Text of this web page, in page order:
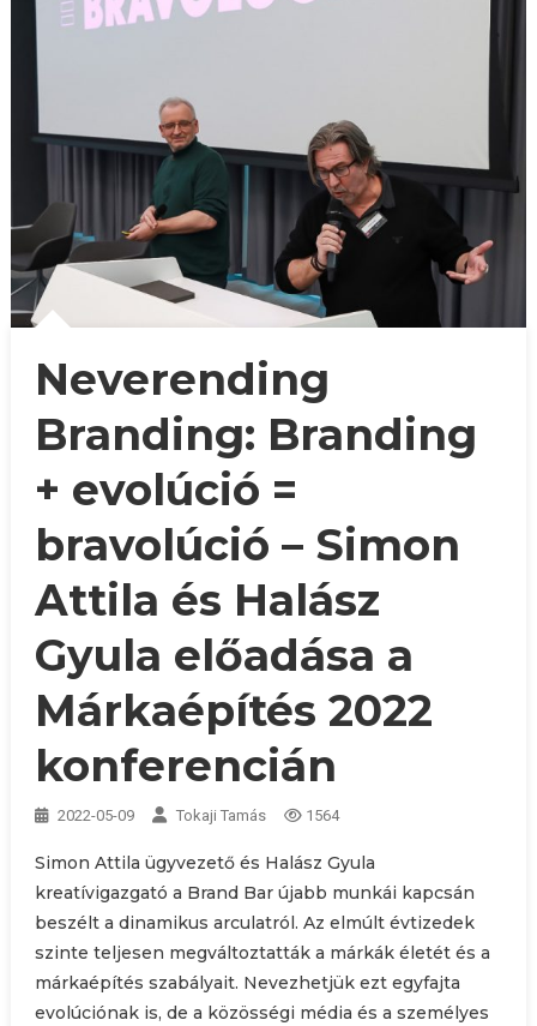
Neverending
Branding: Branding
+ evolúció =
bravolúció – Simon
Attila és Halász
Gyula előadása a
Márkaépítés 2022
konferencián
2022-05-09 Tokaji Tamás 1564
Simon Attila ügyvezető és Halász Gyula
kreatívigazgató a Brand Bar újabb munkái kapcsán
beszélt a dinamikus arculatról. Az elmúlt évtizedek
szinte teljesen megváltoztatták a márkák életét és a
márkaépítés szabályait. Nevezhetjük ezt egyfajta
evolúciónak is, de a közösségi média és a személyes